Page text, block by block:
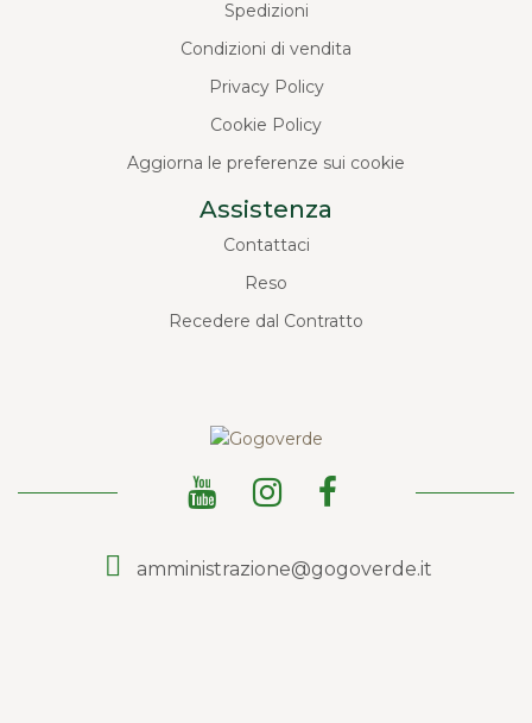
Spedizioni
Condizioni di vendita
Privacy Policy
Cookie Policy
Aggiorna le preferenze sui cookie
Assistenza
Contattaci
Reso
Recedere dal Contratto
amministrazione@gogoverde.it